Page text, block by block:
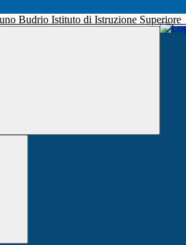
Istituto di Istruzione Superiore